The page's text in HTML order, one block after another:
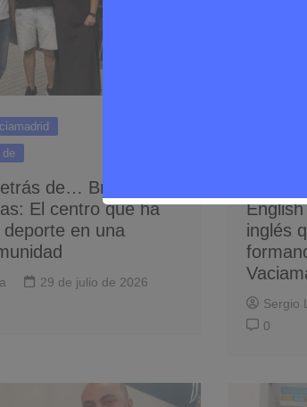
de
de… Brooklyn
El centro que ha
en una
29 de julio de 2026
inglés
Sergio
0